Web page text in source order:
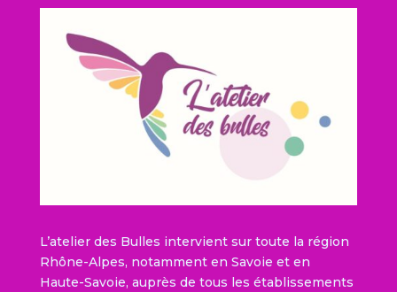
L’atelier des Bulles intervient sur toute la région
Rhône-Alpes, notamment en Savoie et en
Haute-Savoie, auprès de tous les établissements